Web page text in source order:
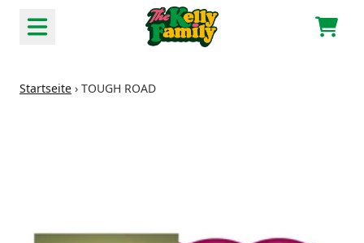
Startseite › TOUGH ROAD